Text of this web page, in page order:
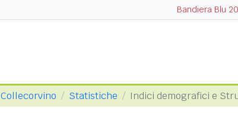
Bandiera Blu
Collecorvino Statistiche Indici demografici e